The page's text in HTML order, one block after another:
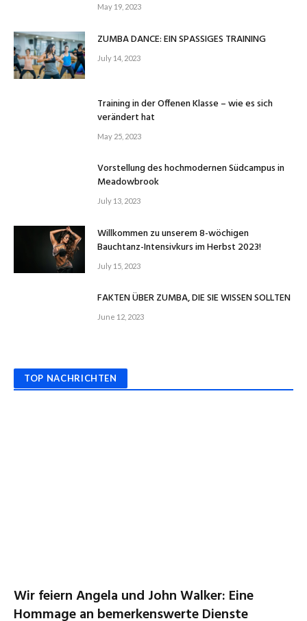
May 19, 2023
ZUMBA DANCE: EIN SPASSIGES TRAINING
July 14, 2023
Training in der Offenen Klasse – wie es sich
verändert hat
May 25, 2023
Vorstellung des hochmodernen Südcampus in
Meadowbrook
July 13, 2023
Willkommen zu unserem 8-wöchigen
Bauchtanz-Intensivkurs im Herbst 2023!
July 15, 2023
FAKTEN ÜBER ZUMBA, DIE SIE WISSEN SOLLTEN
June 12, 2023
TOP NACHRICHTEN
Wir feiern Angela und John Walker: Eine
Hommage an bemerkenswerte Dienste